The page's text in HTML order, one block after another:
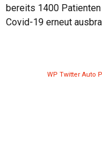
Kolumne
bereits 1400
Covid-19 erneut
WP Twitter Auto